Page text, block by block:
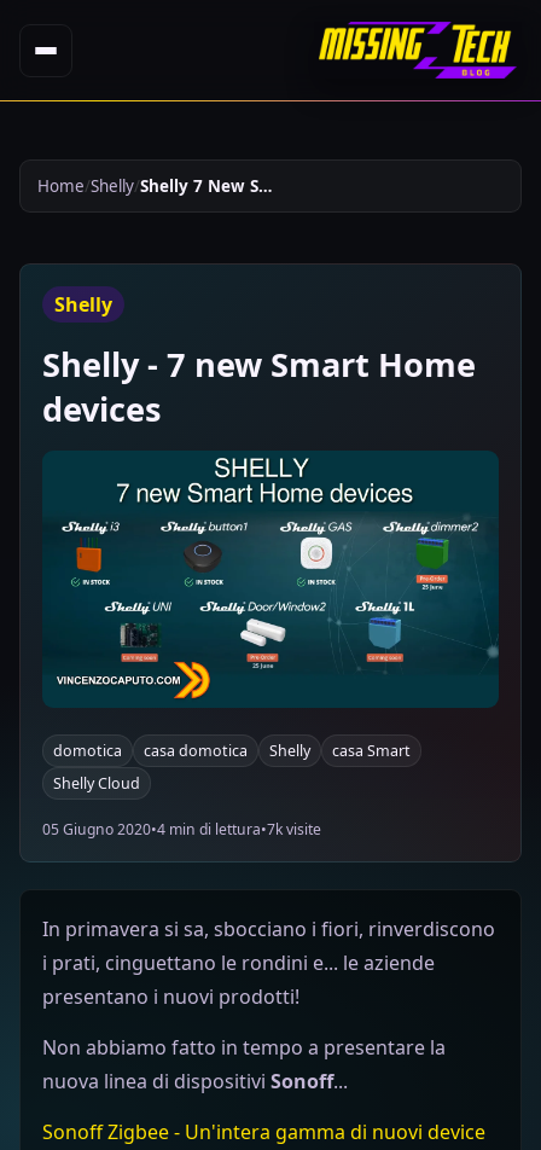
Home Shelly Shelly 7 New Smart Home Devices 427
Shelly
Shelly - 7 new Smart Home
devices
domotica casa domotica Shelly
casa Smart
Shelly Cloud
05 Giugno 2020•4 min di lettura•7k visite
In primavera si sa, sbocciano i fiori, rinverdiscono
i prati, cinguettano le rondini e... le aziende
presentano i nuovi prodotti!
Non abbiamo fatto in tempo a presentare la
nuova linea di dispositivi Sonoff...
Sonoff Zigbee - Un'intera gamma di nuovi device